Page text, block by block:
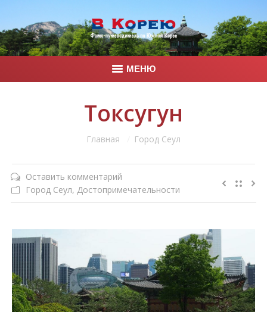
МЕНЮ
Контакты
Токсугун
Главная Город Сеул
Оставить комментарий
Город Сеул, Достопримечательности